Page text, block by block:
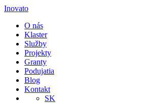
Inovato
O nás
Klaster
Služby
Projekty
Granty
Podujatia
Blog
Kontakt
SK